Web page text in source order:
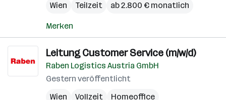
Wien
Teilzeit ab 2.800 € monatlich
Merken
Leitung Customer Service (m/w/d)
Raben Logistics Austria GmbH
Gestern veröffentlicht
Wien
Vollzeit Homeoffice